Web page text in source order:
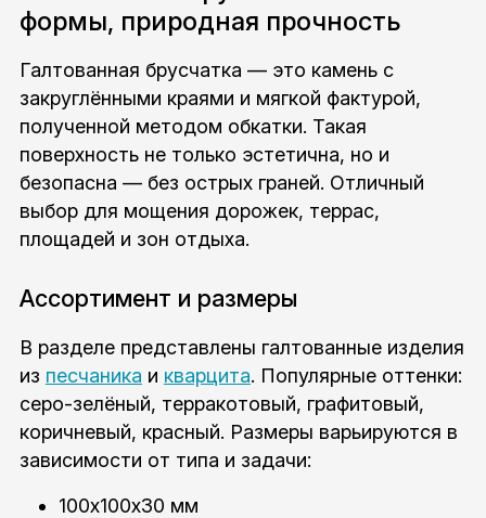
формы, природная прочность
Галтованная брусчатка — это камень с
закруглёнными краями и мягкой фактурой,
полученной методом обкатки. Такая
поверхность не только эстетична, но и
безопасна — без острых граней. Отличный
выбор для мощения дорожек, террас,
площадей и зон отдыха.
Ассортимент и размеры
В разделе представлены галтованные изделия
из песчаника и кварцита. Популярные оттенки:
серо-зелёный, терракотовый, графитовый,
коричневый, красный. Размеры варьируются в
зависимости от типа и задачи:
100х100х30 мм